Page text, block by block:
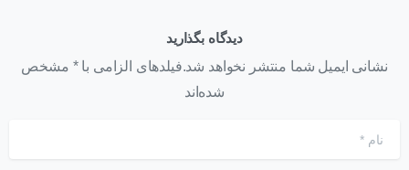
دیدگاه بگذارید
نشانی ایمیل شما منتشر نخواهد شد.فیلدهای الزامی با * مشخص
شده‌اند
*